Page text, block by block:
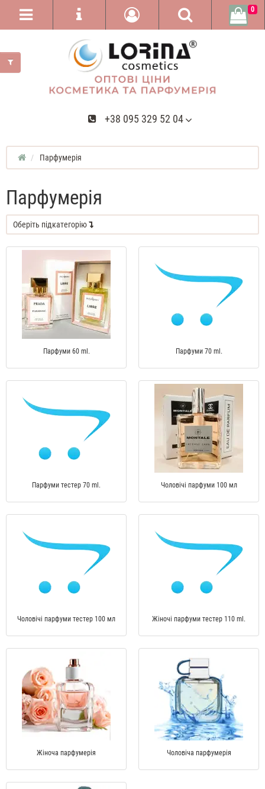
+38 095 329 52 04
0
Парфумерія
Парфумерія
Оберіть підкатегорію
Парфуми 60 ml. Парфуми 70 ml.
Парфуми тестер 70 ml. Чоловічі парфуми 100 мл
Чоловічі парфуми тестер 100 мл Жіночі парфуми тестер 110 ml.
Жіноча парфумерія Чоловіча парфумерія